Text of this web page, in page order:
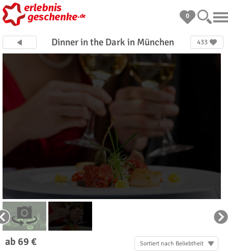
0
Dinner in the Dark in München 433
ab 69 € Sortiert nach Beliebtheit